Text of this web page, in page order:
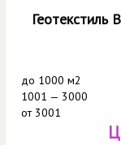
до 1000 м2
1001 — 3000
от3001